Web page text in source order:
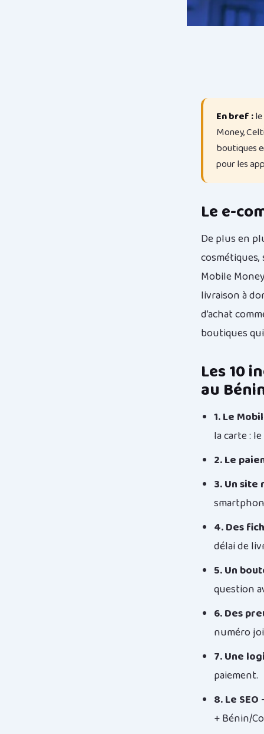
En bref :
Money,
boutiques
pour les
Le e-
De plus en
Mobile
livraison à
d’achat
boutiques
Les 10
au
1. Le
la carte :
2. Le
3. Un site
4. Des
délai de
5. Un
question
6. Des
numéro
7. Une
paiement.
8. Le SEO
+ Bénin/